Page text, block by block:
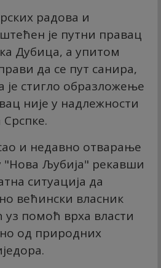
радова и
је путни правац
Дубица, а упитом
да се пут санира,
је стигло образложење
није у надлежности
и недавно отварање
"Нова Љубија" рекавши
ситуација да
већински власник
помоћ врха власти
од природних